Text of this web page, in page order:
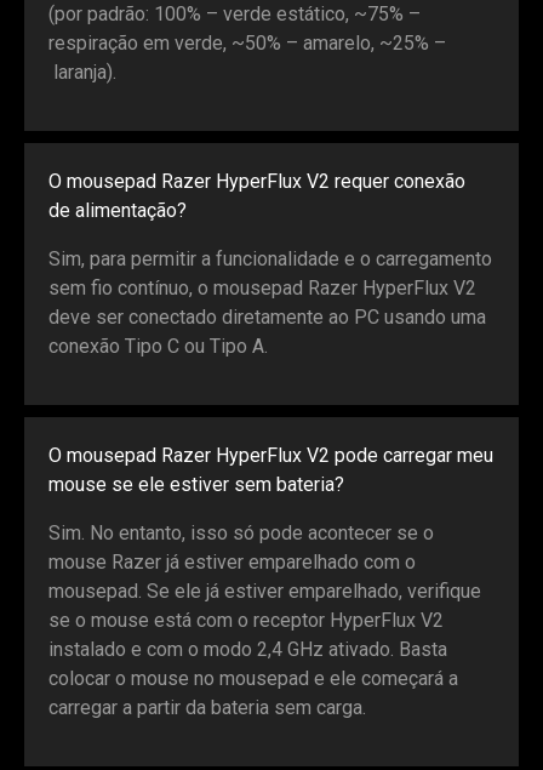
(por padrão: 100% – verde estático, ~75% –
respiração em verde, ~50% – amarelo, ~25% –
laranja).
O mousepad Razer HyperFlux V2 requer conexão
de alimentação?
Sim, para permitir a funcionalidade e o carregamento
sem fio contínuo, o mousepad Razer HyperFlux V2
deve ser conectado diretamente ao PC usando uma
conexão Tipo C ou Tipo A.
O mousepad Razer HyperFlux V2 pode carregar meu
mouse se ele estiver sem bateria?
Sim. No entanto, isso só pode acontecer se o
mouse Razer já estiver emparelhado com o
mousepad. Se ele já estiver emparelhado, verifique
se o mouse está com o receptor HyperFlux V2
instalado e com o modo 2,4 GHz ativado. Basta
colocar o mouse no mousepad e ele começará a
carregar a partir da bateria sem carga.